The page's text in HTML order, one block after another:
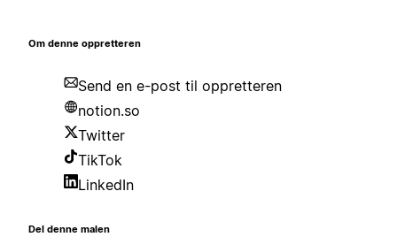
Om denne oppretteren
Send en e-post til oppretteren
notion.so
Twitter
TikTok
LinkedIn
Del denne malen